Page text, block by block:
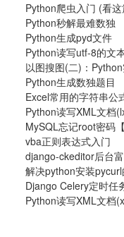
Python爬虫入门 (看
Python秒解最难数独
Python生成pyd文件
Python读写utf-8的文
以图搜图(二)：
Python生成数独题目
Excel常用的字符串公
Python读写XML文档
MySQL忘记root密码
vba正则表达式入门
django-ckeditor后台
解决python安装pycurl
Django Celery定时任
Python读写XML文档